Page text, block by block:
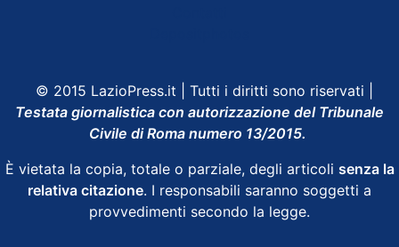
© 2015 LazioPress.it | Tutti i diritti sono riservati |
Testata giornalistica con autorizzazione del Tribunale
Civile di Roma numero 13/2015.
È vietata la copia, totale o parziale, degli articoli senza la
relativa citazione. I responsabili saranno soggetti a
provvedimenti secondo la legge.